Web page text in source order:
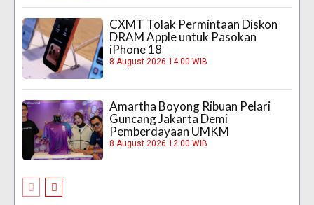
CXMT Tolak Permintaan Diskon
DRAM Apple untuk Pasokan
iPhone 18
8 August 2026 14:00 WIB
Amartha Boyong Ribuan Pelari
Guncang Jakarta Demi
Pemberdayaan UMKM
8 August 2026 12:00 WIB